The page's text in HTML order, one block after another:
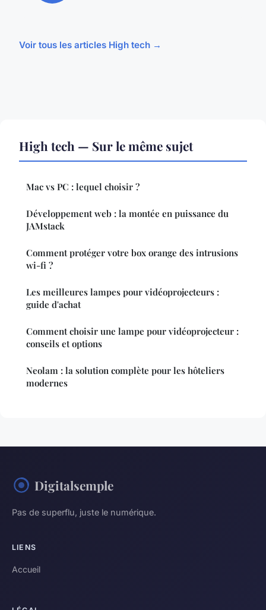
Voir tous les articles High tech →
High tech — Sur le même sujet
Mac vs PC : lequel choisir ?
Développement web : la montée en puissance du
JAMstack
Comment protéger votre box orange des intrusions
wi-fi ?
Les meilleures lampes pour vidéoprojecteurs :
guide d'achat
Comment choisir une lampe pour vidéoprojecteur :
conseils et options
Neolam : la solution complète pour les hôteliers
modernes
Digitalsemple
Pas de superflu, juste le numérique.
LIENS
Accueil